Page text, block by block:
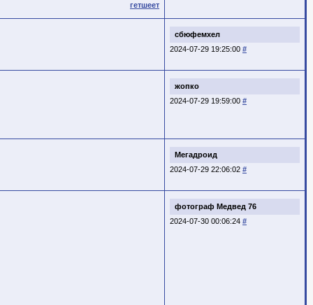
гетшеет
сбюфемхел
2024-07-29 19:25:00 #
жопко
2024-07-29 19:59:00 #
Мегадроид
2024-07-29 22:06:02 #
фотограф Медвед 76
2024-07-30 00:06:24 #